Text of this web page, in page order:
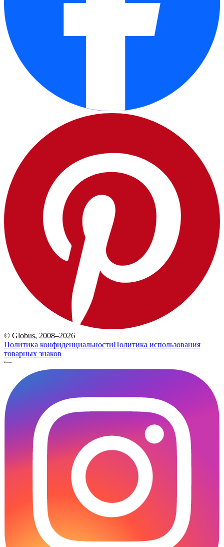
© Globus, 2008–2026
Политика конфиденциальностиПолитика использования
товарных знаков